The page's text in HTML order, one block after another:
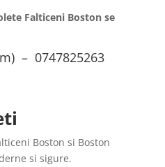
Falticeni Boston se
– 0747825263
Boston si Boston
si sigure.